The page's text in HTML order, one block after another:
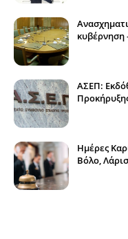
κυβέρνηση
ΑΣΕΠ:
Ημέρες
Βόλο,